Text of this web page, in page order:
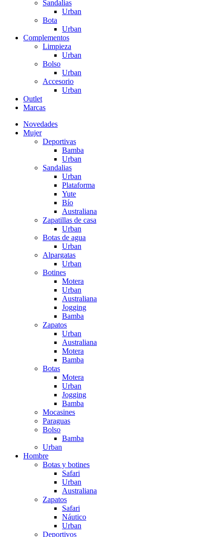
Sandalias
Urban
Bota
Urban
Complementos
Limpieza
Urban
Bolso
Urban
Accesorio
Urban
Outlet
Marcas
Novedades
Mujer
Deportivas
Bamba
Urban
Sandalias
Urban
Plataforma
Yute
Bío
Australiana
Zapatillas de casa
Urban
Botas de agua
Urban
Alpargatas
Urban
Botines
Motera
Urban
Australiana
Jogging
Bamba
Zapatos
Urban
Australiana
Motera
Bamba
Botas
Motera
Urban
Jogging
Bamba
Mocasines
Paraguas
Bolso
Bamba
Urban
Hombre
Botas y botines
Safari
Urban
Australiana
Zapatos
Safari
Náutico
Urban
Deportivos